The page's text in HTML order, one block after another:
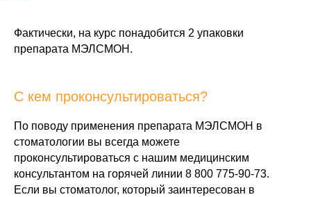
Фактически, на курс понадобится 2 упаковки
препарата МЭЛСМОН.
С кем проконсультироваться?
По поводу применения препарата МЭЛСМОН в
стоматологии вы всегда можете
проконсультироваться с нашим медицинским
консультантом на горячей линии 8 800 775-90-73.
Если вы стоматолог, который заинтересован в